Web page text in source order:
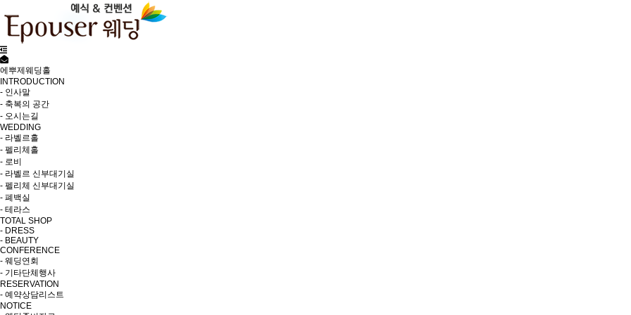
에뿌제웨딩홀
INTRODUCTION
- 인사말
- 축복의 공간
- 오시는길
WEDDING
- 라벨르홀
- 펠리체홀
- 로비
- 라벨르 신부대기실
- 펠리체 신부대기실
- 폐백실
- 테라스
TOTAL SHOP
- DRESS
- BEAUTY
CONFERENCE
- 웨딩연회
- 기타단체행사
RESERVATION
- 예약상담리스트
NOTICE